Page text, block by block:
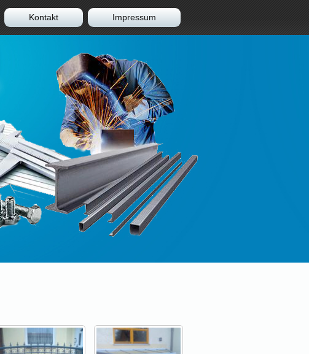
Kontakt Impressum